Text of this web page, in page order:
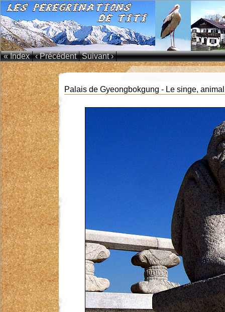
« Index ‹ Précédent Suivant ›
Palais de Gyeongbokgung - Le singe,